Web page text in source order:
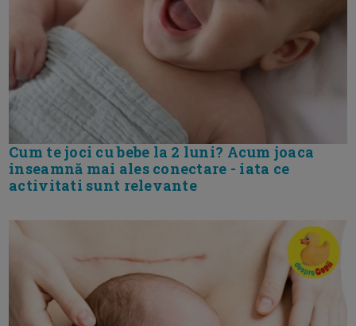
Cum te joci cu bebe la 2 luni? Acum joaca
inseamnă mai ales conectare - iata ce
activitati sunt relevante